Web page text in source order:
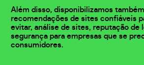
Além disso, disponibilizamos
recomendações de sites confiáveis
evitar, análise de sites, reputação de
segurança para empresas que se
consumidores.